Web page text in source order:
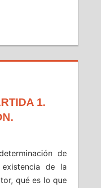
1.
de
de la
qué es lo que